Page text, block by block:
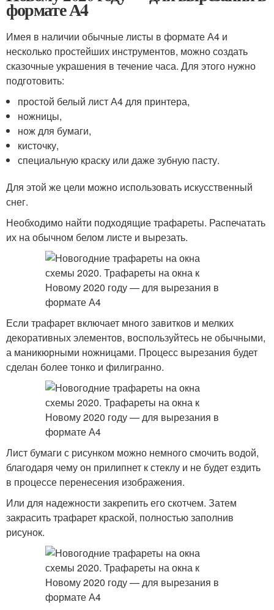
формате А4
Имея в наличии обычные листы в формате А4 и
несколько простейших инструментов, можно создать
сказочные украшения в течение часа. Для этого нужно
подготовить:
простой белый лист А4 для принтера,
ножницы,
нож для бумаги,
кисточку,
специальную краску или даже зубную пасту.
Для этой же цели можно использовать искусственный
снег.
Необходимо найти подходящие тpафареты. Распечатать
их на обычном белом листе и вырезать.
Если трафарет включает много завитков и мелких
декоративных элементов, воспользуйтесь не обычными,
а маникюрными ножницами. Процесс вырезания будет
сделан более тонко и филигранно.
Лист бумаги с рисунком можно немного смочить водой,
благодаря чему он прилипнет к стеклу и не будет ездить
в процессе перенесения изображения.
Или для надежности закрепить его скотчем. Затем
закрасить тpафарет краской, полностью заполнив
рисунок.